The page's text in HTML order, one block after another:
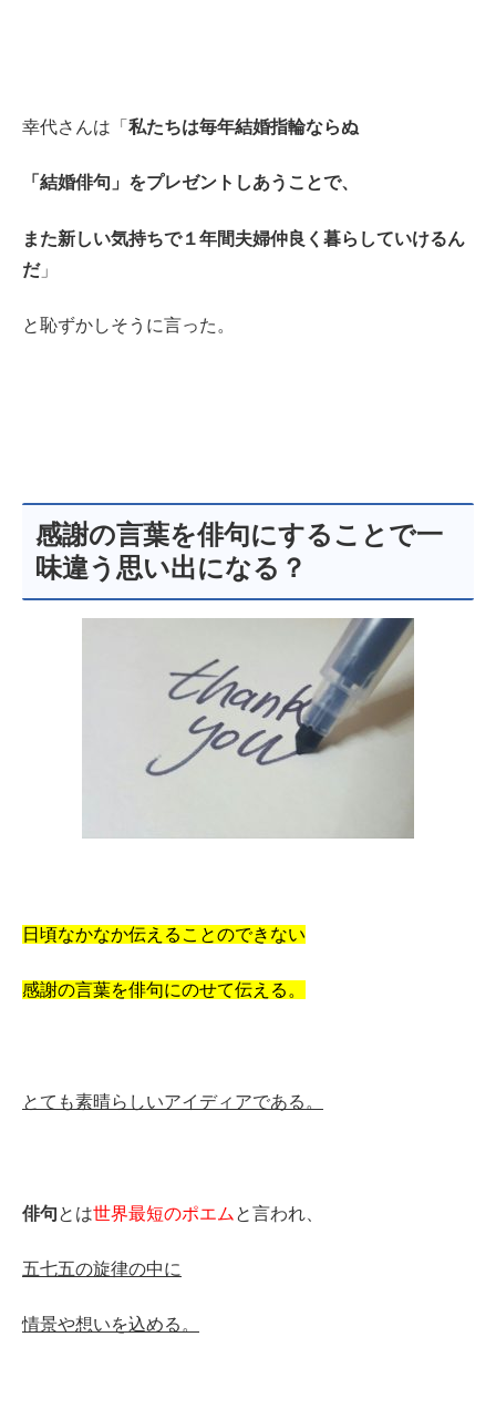
幸代さんは 「 私たちは毎年結婚指輪ならぬ
「結婚俳句」をプレゼントしあうことで、
また新しい気持ちで１年間夫婦仲良く暮らしていけるん
だ」
と恥ずかしそうに言った。
感謝の言葉を俳句にすることで一
味違う思い出になる？
日頃なかなか伝えることのできない
感謝の言葉を俳句にのせて伝える。
とても素晴らしいアイディアである。
俳句とは世界最短のポエム と言われ、
五七五の旋律の中に
情景や想いを込める。